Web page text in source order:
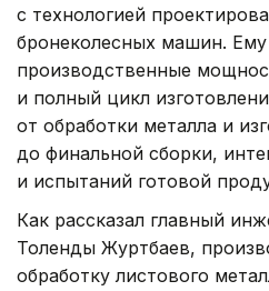
с технологией
бронеколесных машин.
производственные
и полный цикл
от обработки металла и
до финальной сборки,
и испытаний готовой
Как рассказал главный
Толенды Журтбаев,
обработку листового